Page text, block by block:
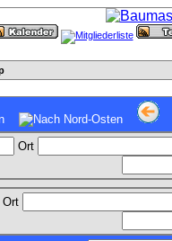
Ort
Ort